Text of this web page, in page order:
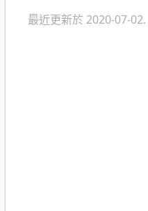
最近更新於 2020-07-02.